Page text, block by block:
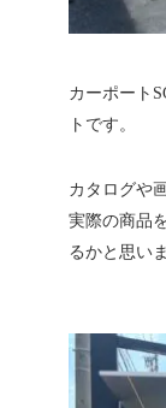
カーポート
トです。
カタログや
実際の商品
るかと思い